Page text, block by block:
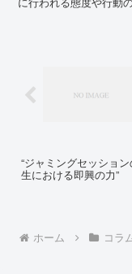
“ジャミングセッショ
生における即興の力”
ホーム コラ